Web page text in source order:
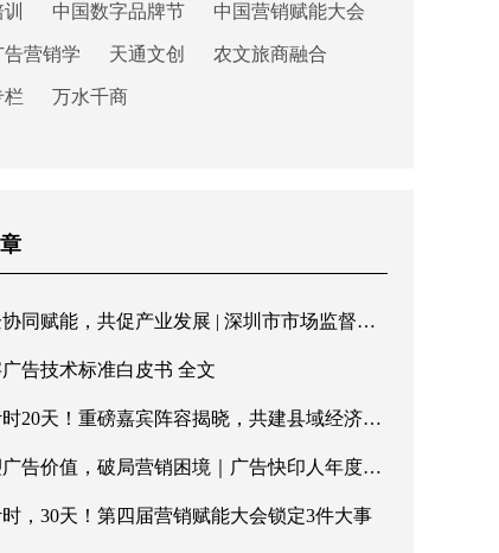
中国数字品牌节 中国营销赋能大会
告营销学 天通文创 农文旅商融合
栏 万水千商
能，共促产业发展 | 深圳市市场监督管理局罗湖局领导一行莅临快印客调研指导
告技术标准白皮书 全文
20天！重磅嘉宾阵容揭晓，共建县域经济新格局
告价值，破局营销困境｜广告快印人年度盛会即将重磅启幕
，30天！第四届营销赋能大会锁定3件大事